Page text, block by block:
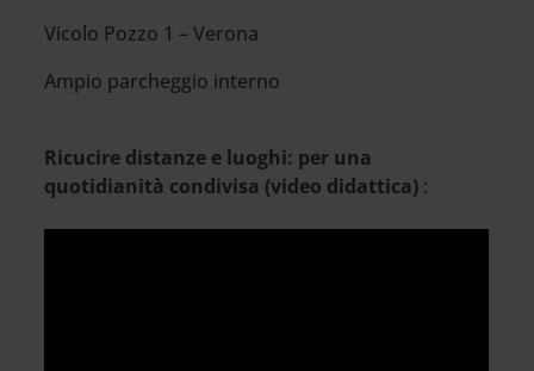
Vicolo Pozzo 1 – Verona
Ampio parcheggio interno
Ricucire distanze e luoghi: per una
quotidianità condivisa (video didattica) :